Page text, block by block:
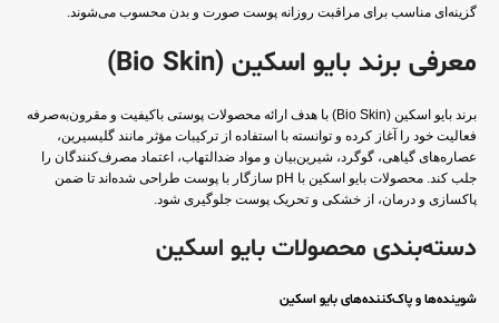
گزینه‌ای مناسب برای مراقبت روزانه پوست صورت و بدن محسوب می‌شوند.
معرفی برند بایو اسکین (Bio Skin)
برند بایو اسکین (Bio Skin) با هدف ارائه محصولات پوستی باکیفیت و مقرون‌به‌صرفه
فعالیت خود را آغاز کرده و توانسته با استفاده از ترکیبات مؤثر مانند گلیسیرین،
عصاره‌های گیاهی، گوگرد، شیرین‌بیان و مواد ضدالتهاب، اعتماد مصرف‌کنندگان را
جلب کند. محصولات بایو اسکین با pH سازگار با پوست طراحی شده‌اند تا ضمن
پاکسازی و درمان، از خشکی و تحریک پوست جلوگیری شود.
دسته‌بندی محصولات بایو اسکین
شوینده‌ها و پاک‌کننده‌های بایو اسکین